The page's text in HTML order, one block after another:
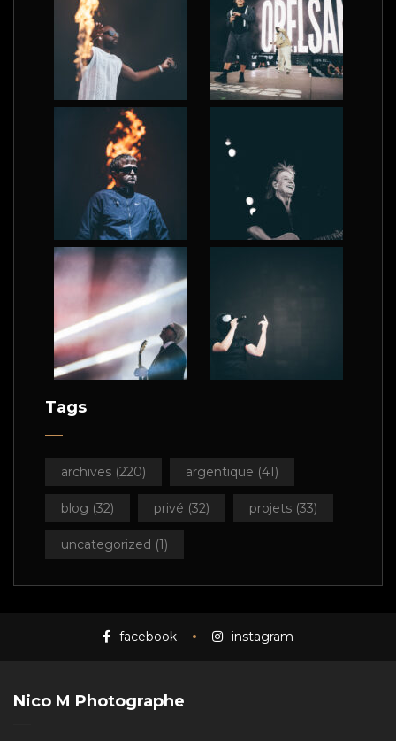
Tags
archives (220) argentique (41)
blog (32) privé (32) projets (33)
uncategorized (1)
facebook instagram
Nico M Photographe